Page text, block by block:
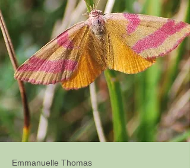
Emmanuelle Thomas